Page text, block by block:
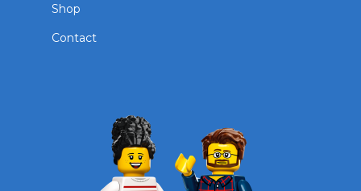
Shop
Contact